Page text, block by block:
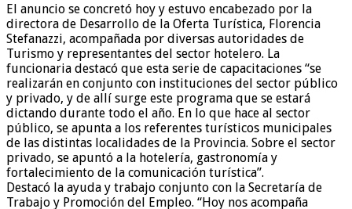
El anuncio se concretó hoy y estuvo encabezado por la
directora de Desarrollo de la Oferta Turística, Florencia
Stefanazzi, acompañada por diversas autoridades de
Turismo y representantes del sector hotelero. La
funcionaria destacó que esta serie de capacitaciones “se
realizarán en conjunto con instituciones del sector público
y privado, y de allí surge este programa que se estará
dictando durante todo el año. En lo que hace al sector
público, se apunta a los referentes turísticos municipales
de las distintas localidades de la Provincia. Sobre el sector
privado, se apuntó a la hotelería, gastronomía y
fortalecimiento de la comunicación turística”.
Destacó la ayuda y trabajo conjunto con la Secretaría de
Trabajo y Promoción del Empleo. “Hoy nos acompaña